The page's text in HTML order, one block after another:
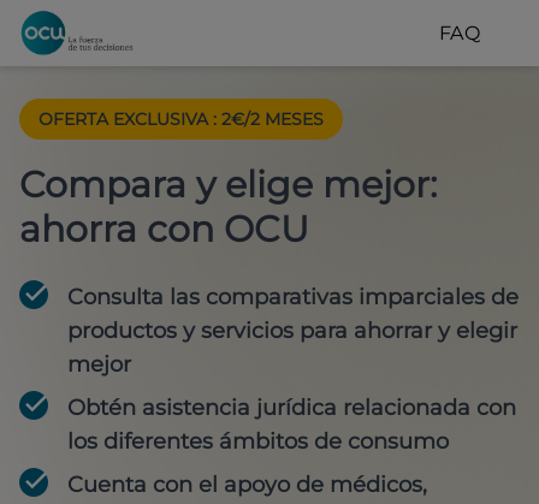
FAQ
OFERTA EXCLUSIVA : 2€/2 MESES
Compara y elige mejor:
ahorra con OCU
Consulta las comparativas imparciales de
productos y servicios para ahorrar y elegir
mejor
Obtén asistencia jurídica relacionada con
los diferentes ámbitos de consumo
Cuenta con el apoyo de médicos,